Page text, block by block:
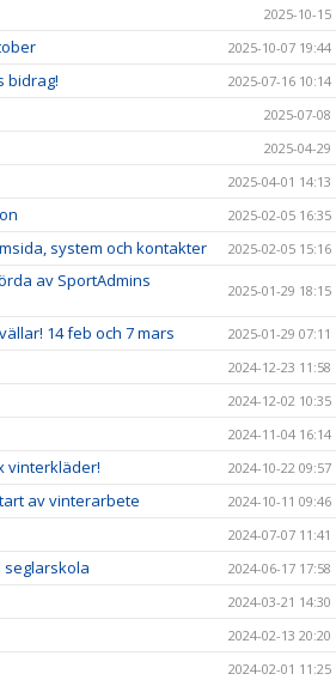
2025-10-15
2025-10-07 19:44
bidrag! 2025-07-16 10:14
2025-07-08
2025-04-29
2025-04-01 14:13
2025-02-05 16:35
system och kontakter 2025-02-05 15:16
av SportAdmins
2025-01-29 18:15
14 feb och 7 mars 2025-01-29 07:11
2024-12-23 11:58
2024-12-02 10:35
2024-11-04 16:14
vinterkläder! 2024-10-22 09:57
av vinterarbete 2024-10-11 09:46
2024-07-07 11:41
seglarskola 2024-06-17 17:58
2024-03-21 14:30
2024-02-13 20:20
2024-02-01 11:25